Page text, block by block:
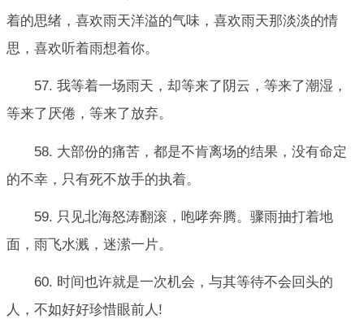
着的思绪，喜欢雨天洋溢的气味，喜欢雨天那淡淡的情
思，喜欢听着雨想着你。
57. 我等着一场雨天，却等来了阴云，等来了潮湿，
等来了厌倦，等来了放弃。
58. 大部份的痛苦，都是不肯离场的结果，没有命定
的不幸，只有死不放手的执着。
59. 只见北海怒涛翻滚，咆哮奔腾。骤雨抽打着地
面，雨飞水溅，迷潆一片。
60. 时间也许就是一次机会，与其等待不会回头的
人，不如好好珍惜眼前人!